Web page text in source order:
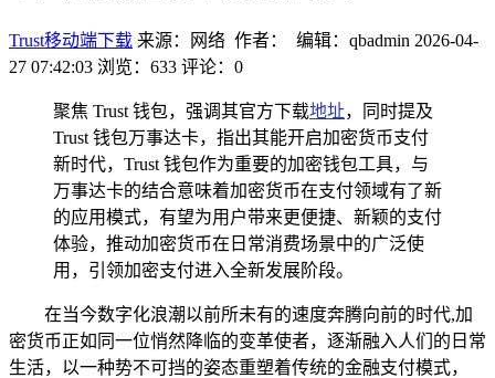
Trust移动端下载 来源：网络 作者： 编辑：qbadmin 2026-04-
27 07:42:03 浏览：633 评论：0
聚焦 Trust 钱包，强调其官方下载地址，同时提及
Trust 钱包万事达卡，指出其能开启加密货币支付
新时代，Trust 钱包作为重要的加密钱包工具，与
万事达卡的结合意味着加密货币在支付领域有了新
的应用模式，有望为用户带来更便捷、新颖的支付
体验，推动加密货币在日常消费场景中的广泛使
用，引领加密支付进入全新发展阶段。
在当今数字化浪潮以前所未有的速度奔腾向前的时代,加
密货币正如同一位悄然降临的变革使者，逐渐融入人们的日常
生活，以一种势不可挡的姿态重塑着传统的金融支付模式，